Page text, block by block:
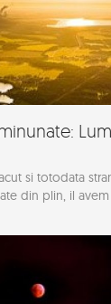
si totodata
din plin, il avem